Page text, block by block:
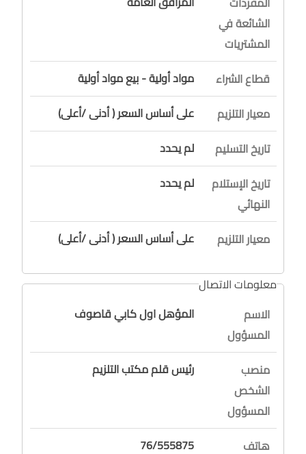
الشائعة في
المشتريات
قطاع الشراء
مواد أولية - بيع مواد أولية
معيار التلزيم
على أساس السعر ( أدنى /أعلى)
تاريخ التسليم
لم يحدد
تاريخ الإستلام
النهائي
لم يحدد
معيار التلزيم على أساس السعر ( أدنى /أعلى)
معلومات الاتصال
الاسم
المسؤول
المؤهل اول كابي قاصوف
منصب
الشخص
المسؤول
رئيس قلم مكتب التلزيم
هاتف
76/555875